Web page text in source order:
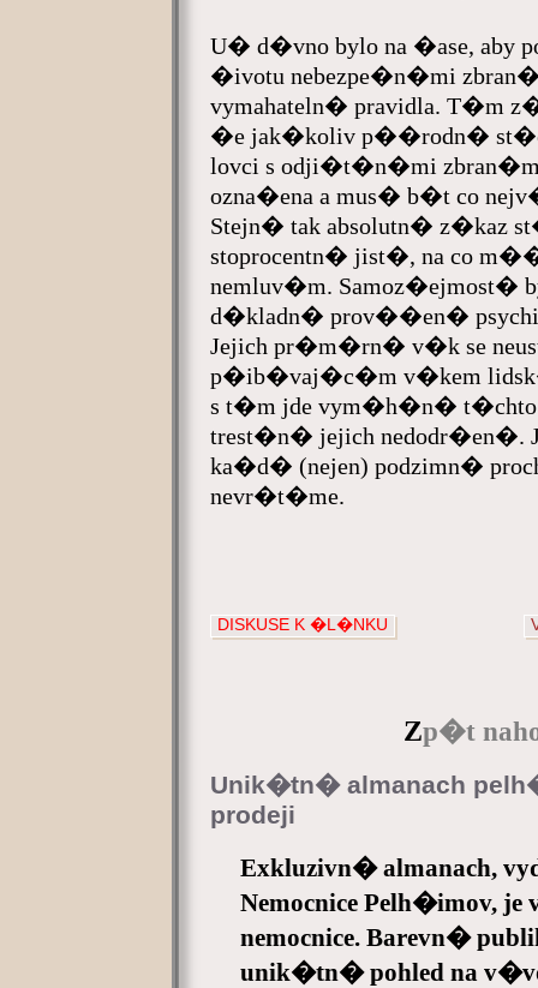
U� d�vno bylo na �ase, aby
�ivotu nebezpe�n�mi
vymahateln� pravidla. T�m
�e jak�koliv p��rodn�
lovci s odji�t�n�mi
ozna�ena a mus� b�t co
Stejn� tak absolutn� z�kaz
stoprocentn� jist�, na co
nemluv�m. Samoz�ejmost�
d�kladn� prov��en�
Jejich pr�m�rn� v�k se
p�ib�vaj�c�m v�kem lidsk�
s t�m jde vym�h�n�
trest�n� jejich nedodr�en�.
ka�d� (nejen) podzimn�
nevr�t�me.
DISKUSE K �L�NKU
Zp�t
Unik�tn� almanach
prodeji
Exkluzivn� almanach,
Nemocnice Pelh�imov,
nemocnice. Barevn�
unik�tn� pohled na